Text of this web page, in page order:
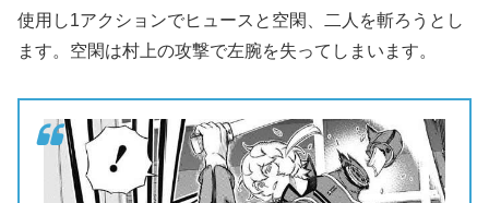
使用し1アクションでヒュースと空閑、二人を斬ろうとし
ます。空閑は村上の攻撃で左腕を失ってしまいます。